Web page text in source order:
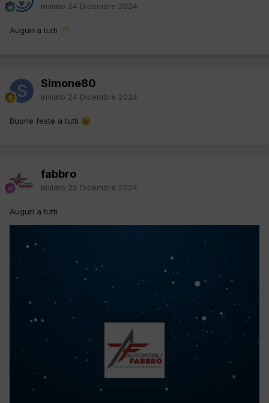
Inviato 24 Dicembre 2024
Auguri a tutti 🥂
Simone80
Inviato 24 Dicembre 2024
Buone feste a tutti 😉
fabbro
Inviato 25 Dicembre 2024
Auguri a tutti